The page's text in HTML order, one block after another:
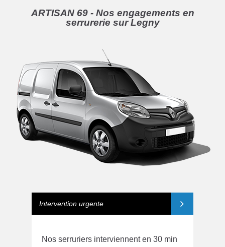
ARTISAN 69 - Nos engagements en
serrurerie sur Legny
Intervention urgente
Nos serruriers interviennent en 30 min